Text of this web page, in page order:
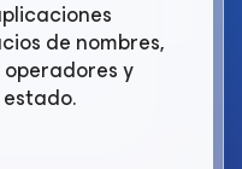
de nombres,
y